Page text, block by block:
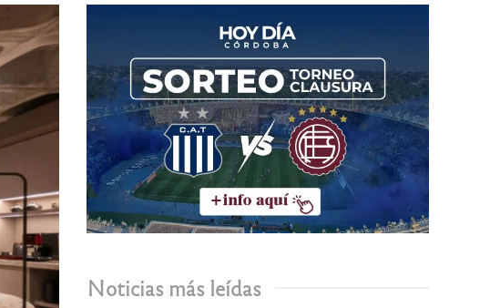
Noticias más leídas